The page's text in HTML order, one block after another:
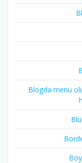
Blogda menü